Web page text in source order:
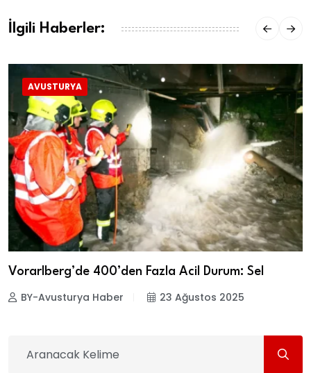
İlgili Haberler:
AVUSTURYA
Vorarlberg’de 400’den Fazla Acil Durum: Sel
BY-Avusturya Haber 23 Ağustos 2025